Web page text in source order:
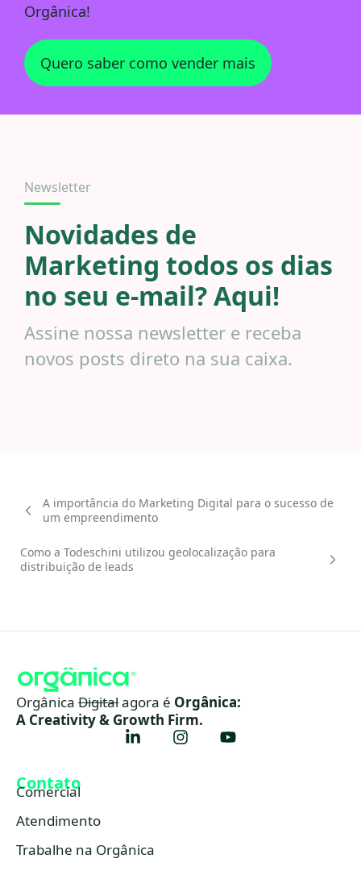
Orgânica!
Quero saber como vender mais
Newsletter
Novidades de
Marketing todos os dias
no seu e-mail? Aqui!
Assine nossa newsletter e receba
novos posts direto na sua caixa.
A importância do Marketing Digital para o sucesso de
um empreendimento
Como a Todeschini utilizou geolocalização para
distribuição de leads
Orgânica Digitalagora é Orgânica:
A Creativity & Growth Firm.
Contato
Comercial
Atendimento
Trabalhe na Orgânica